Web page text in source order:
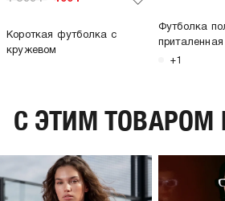
Короткая футболка с
кружевом
Футболка
приталенная
+1
C ЭТИМ